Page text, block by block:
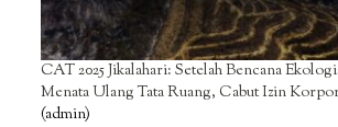
CAT 2025 Jikalahari: Setelah Bencana
Menata Ulang Tata Ruang, Cabut Izin
(admin)